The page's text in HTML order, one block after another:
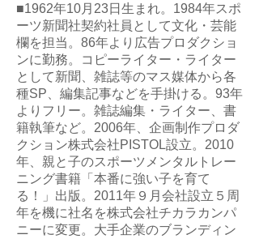
■1962年10月23日生まれ。1984年スポ
ーツ新聞社契約社員として文化・芸能
欄を担当。86年より広告プロダクショ
ンに勤務。コピーライター・ライター
として新聞、雑誌等のマス媒体から各
種SP、編集記事などを手掛ける。93年
よりフリー。雑誌編集・ライター、書
籍執筆など。2006年、企画制作プロダ
クション株式会社PISTOL設立。2010
年、親と子のスポーツメンタルトレー
ニング書籍「本番に強い子を育て
る！」出版。2011年９月会社設立５周
年を機に社名を株式会社チカラカンパ
ニーに変更。大手企業のブランディン